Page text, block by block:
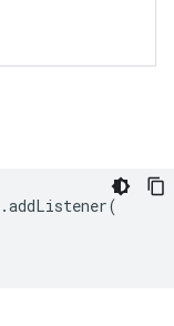
.addListener(